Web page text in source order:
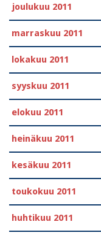
joulukuu 2011
marraskuu 2011
lokakuu 2011
syyskuu 2011
elokuu 2011
heinäkuu 2011
kesäkuu 2011
toukokuu 2011
huhtikuu 2011